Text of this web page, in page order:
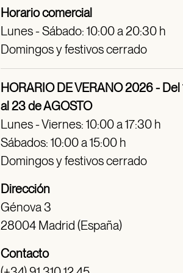
Horario comercial
Lunes - Sábado: 10:00 a 20:30 h
Domingos y festivos cerrado
HORARIO DE VERANO 2026 - Del
al 23 de AGOSTO
Lunes - Viernes: 10:00 a 17:30 h
Sábados: 10:00 a 15:00 h
Domingos y festivos cerrado
Dirección
Génova 3
28004 Madrid (España)
Contacto